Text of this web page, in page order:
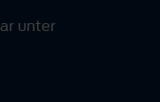
unter